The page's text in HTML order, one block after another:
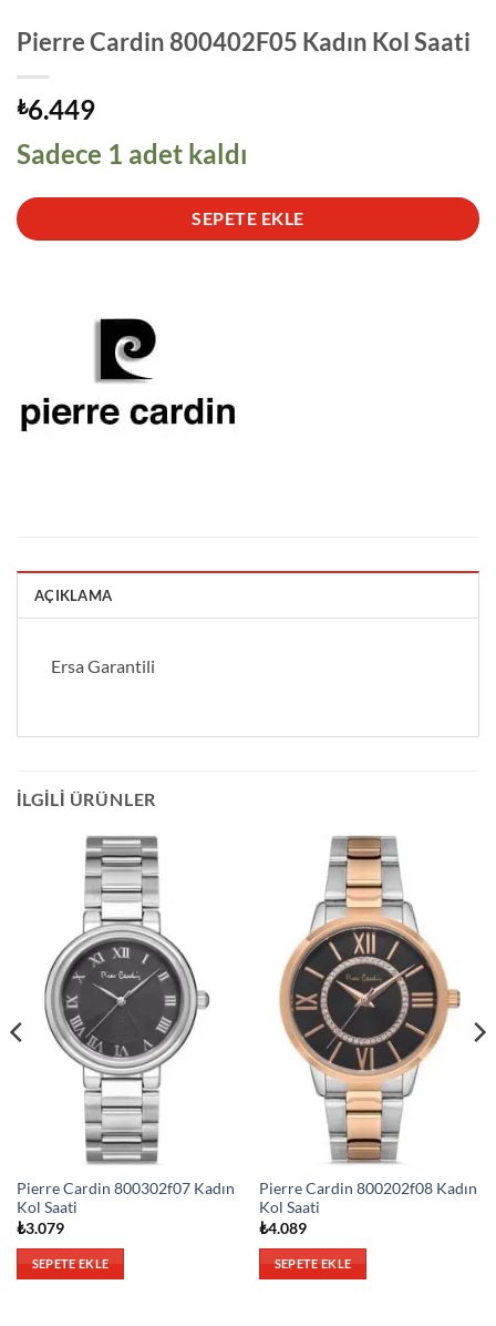
Pierre Cardin 800402F05 Kadın Kol Saati
₺6.449
Sadece 1 adet kaldı
SEPETE EKLE
AÇIKLAMA
Ersa Garantili
İLGILI ÜRÜNLER
Pierre Cardin 800302f07 Kadın
Kol Saati
₺3.079
SEPETE EKLE
Pierre Cardin 800202f08 Kadın
Kol Saati
₺4.089
SEPETE EKLE